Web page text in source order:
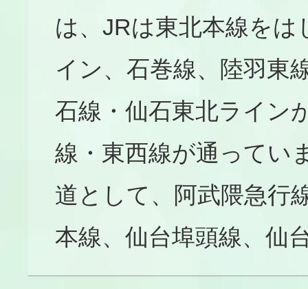
は、JRは東北本線を
イン、石巻線、陸羽東
石線・仙石東北ライン
線・東西線が通ってい
道として、阿武隈急行
本線、仙台埠頭線、仙